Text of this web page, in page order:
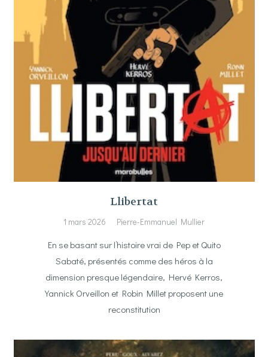
Llibertat
1 mars 2026 Pierre-Emmanuel Mullier
En se basant sur l’histoire vrai de Pep et Quito
Sabaté, présentés comme des héros à la
dimension presque légendaire, Hervé Kerros,
Yannick Orveillon et Robin Millet proposent une
reconstitution